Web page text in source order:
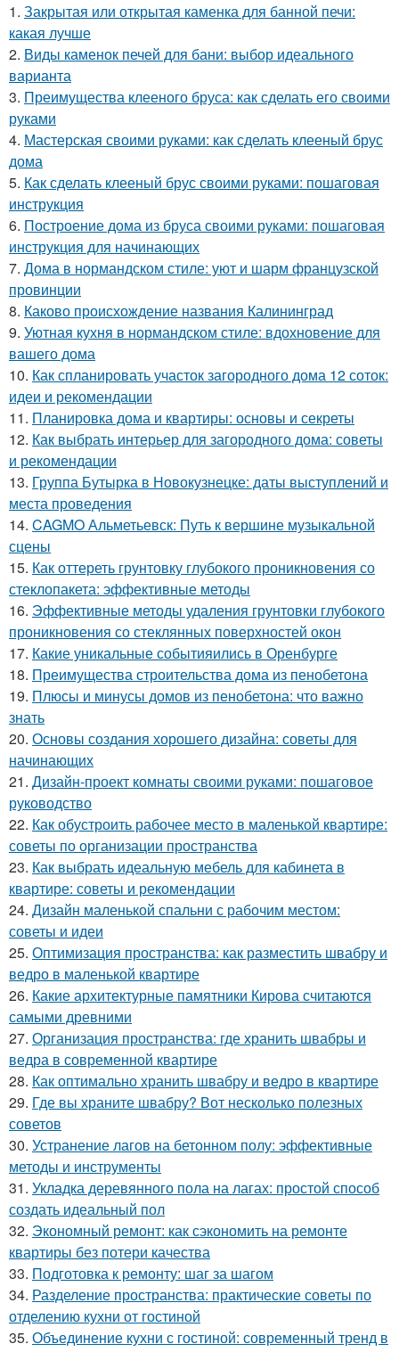
1. Закрытая или открытая каменка для банной печи:
какая лучше
2. Виды каменок печей для бани: выбор идеального
варианта
3. Преимущества клееного бруса: как сделать его своими
руками
4. Мастерская своими руками: как сделать клееный брус
дома
5. Как сделать клееный брус своими руками: пошаговая
инструкция
6. Построение дома из бруса своими руками: пошаговая
инструкция для начинающих
7. Дома в нормандском стиле: уют и шарм французской
провинции
8. Каково происхождение названия Калининград
9. Уютная кухня в нормандском стиле: вдохновение для
вашего дома
10. Как спланировать участок загородного дома 12 соток:
идеи и рекомендации
11. Планировка дома и квартиры: основы и секреты
12. Как выбрать интерьер для загородного дома: советы
и рекомендации
13. Группа Бутырка в Новокузнецке: даты выступлений и
места проведения
14. CAGMO Альметьевск: Путь к вершине музыкальной
сцены
15. Как оттереть грунтовку глубокого проникновения со
стеклопакета: эффективные методы
16. Эффективные методы удаления грунтовки глубокого
проникновения со стеклянных поверхностей окон
17. Какие уникальные событияились в Оренбурге
18. Преимущества строительства дома из пенобетона
19. Плюсы и минусы домов из пенобетона: что важно
знать
20. Основы создания хорошего дизайна: советы для
начинающих
21. Дизайн-проект комнаты своими руками: пошаговое
руководство
22. Как обустроить рабочее место в маленькой квартире:
советы по организации пространства
23. Как выбрать идеальную мебель для кабинета в
квартире: советы и рекомендации
24. Дизайн маленькой спальни с рабочим местом:
советы и идеи
25. Оптимизация пространства: как разместить швабру и
ведро в маленькой квартире
26. Какие архитектурные памятники Кирова считаются
самыми древними
27. Организация пространства: где хранить швабры и
ведра в современной квартире
28. Как оптимально хранить швабру и ведро в квартире
29. Где вы храните швабру? Вот несколько полезных
советов
30. Устранение лагов на бетонном полу: эффективные
методы и инструменты
31. Укладка деревянного пола на лагах: простой способ
создать идеальный пол
32. Экономный ремонт: как сэкономить на ремонте
квартиры без потери качества
33. Подготовка к ремонту: шаг за шагом
34. Разделение пространства: практические советы по
отделению кухни от гостиной
35. Объединение кухни с гостиной: современный тренд в